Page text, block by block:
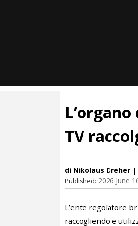
TV
di Nikolaus Dreher |
Published: 2026 June
L’ente regolatore
raccogliendo e